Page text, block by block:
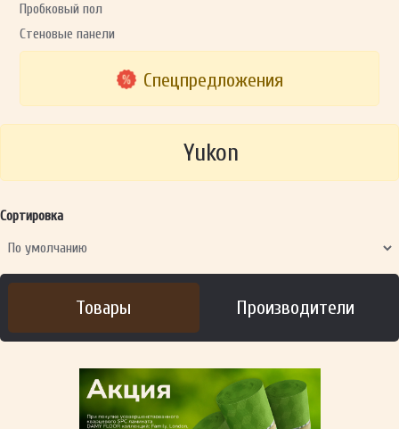
Пробковый пол
Стеновые панели
Спецпредложения
Yukon
Сортировка
Товары Производители